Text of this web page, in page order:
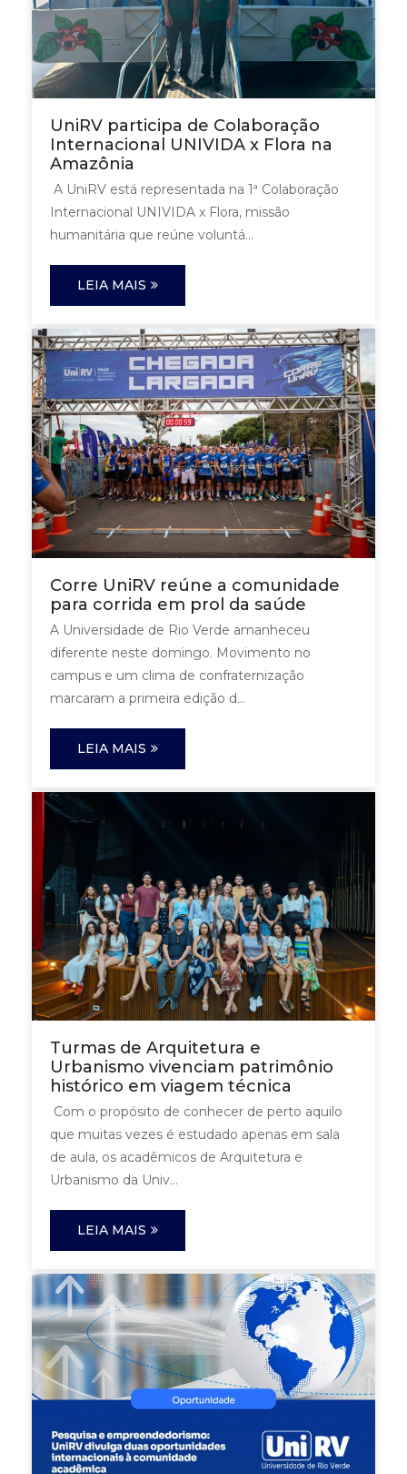
UniRV participa de Colaboração
Internacional UNIVIDA x Flora na
Amazônia
A UniRV está representada na 1ª Colaboração
Internacional UNIVIDA x Flora, missão
humanitária que reúne voluntá...
LEIA MAIS
Corre UniRV reúne a comunidade
para corrida em prol da saúde
A Universidade de Rio Verde amanheceu
diferente neste domingo. Movimento no
campus e um clima de confraternização
marcaram a primeira edição d...
LEIA MAIS
Turmas de Arquitetura e
Urbanismo vivenciam patrimônio
histórico em viagem técnica
Com o propósito de conhecer de perto aquilo
que muitas vezes é estudado apenas em sala
de aula, os acadêmicos de Arquitetura e
Urbanismo da Univ...
LEIA MAIS